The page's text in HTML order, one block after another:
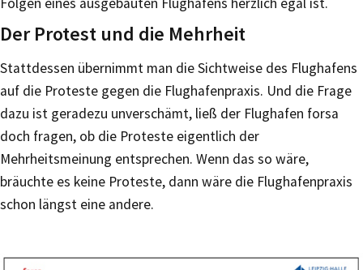
Der Protest und die Mehrheit
Stattdessen übernimmt man die Sichtweise des Flughafens
auf die Proteste gegen die Flughafenpraxis. Und die Frage
dazu ist geradezu unverschämt, ließ der Flughafen forsa
doch fragen, ob die Proteste eigentlich der
Mehrheitsmeinung entsprechen. Wenn das so wäre,
bräuchte es keine Proteste, dann wäre die Flughafenpraxis
schon längst eine andere.